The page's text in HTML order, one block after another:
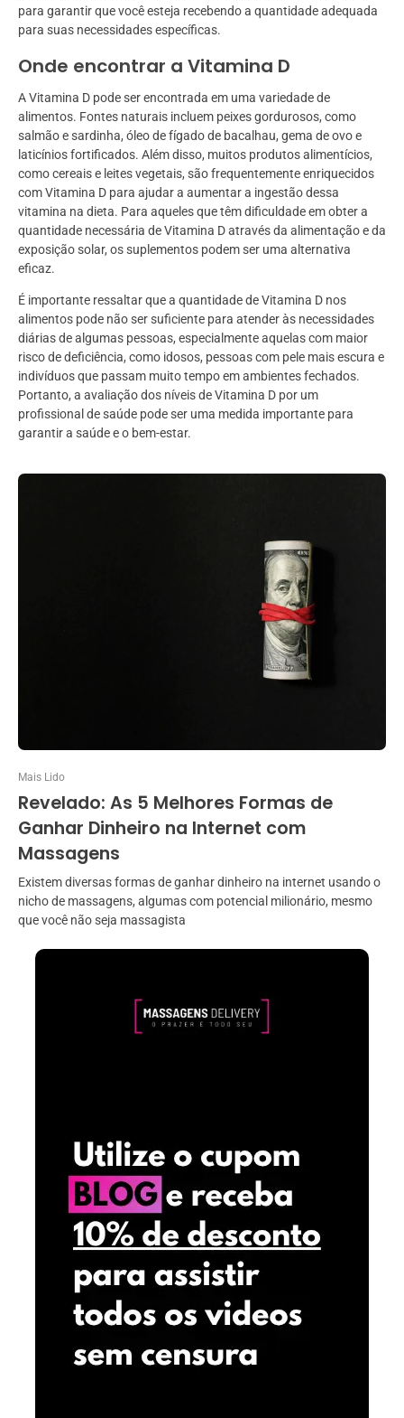
para garantir que você esteja recebendo a quantidade adequada
para suas necessidades específicas.
Onde encontrar a Vitamina D
A Vitamina D pode ser encontrada em uma variedade de
alimentos. Fontes naturais incluem peixes gordurosos, como
salmão e sardinha, óleo de fígado de bacalhau, gema de ovo e
laticínios fortificados. Além disso, muitos produtos alimentícios,
como cereais e leites vegetais, são frequentemente enriquecidos
com Vitamina D para ajudar a aumentar a ingestão dessa
vitamina na dieta. Para aqueles que têm dificuldade em obter a
quantidade necessária de Vitamina D através da alimentação e da
exposição solar, os suplementos podem ser uma alternativa
eficaz.
É importante ressaltar que a quantidade de Vitamina D nos
alimentos pode não ser suficiente para atender às necessidades
diárias de algumas pessoas, especialmente aquelas com maior
risco de deficiência, como idosos, pessoas com pele mais escura e
indivíduos que passam muito tempo em ambientes fechados.
Portanto, a avaliação dos níveis de Vitamina D por um
profissional de saúde pode ser uma medida importante para
garantir a saúde e o bem-estar.
Mais Lido
Revelado: As 5 Melhores Formas de
Ganhar Dinheiro na Internet com
Massagens
Existem diversas formas de ganhar dinheiro na internet usando o
nicho de massagens, algumas com potencial milionário, mesmo
que você não seja massagista